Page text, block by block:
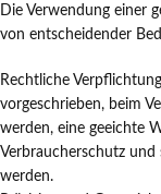
Die Verwendung einer
von entscheidender
Rechtliche
vorgeschrieben, beim
werden, eine geeichte
Verbraucherschutz
werden.